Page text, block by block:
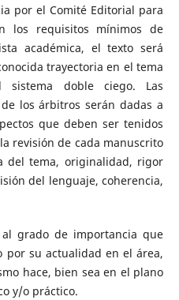
por el Comité Editorial para
los requisitos mínimos de
académica, el texto será
trayectoria en el tema
doble ciego. Las
los árbitros serán dadas a
que deben ser tenidos
revisión de cada manuscrito
del tema, originalidad, rigor
del lenguaje, coherencia,
grado de importancia que
su actualidad en el área,
hace, bien sea en el plano
y/o práctico.